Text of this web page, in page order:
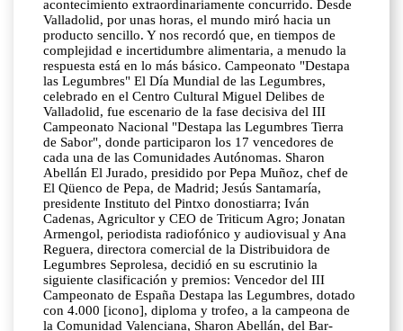
acontecimiento extraordinariamente concurrido. Desde
Valladolid, por unas horas, el mundo miró hacia un
producto sencillo. Y nos recordó que, en tiempos de
complejidad e incertidumbre alimentaria, a menudo la
respuesta está en lo más básico. Campeonato "Destapa
las Legumbres" El Día Mundial de las Legumbres,
celebrado en el Centro Cultural Miguel Delibes de
Valladolid, fue escenario de la fase decisiva del III
Campeonato Nacional "Destapa las Legumbres Tierra
de Sabor", donde participaron los 17 vencedores de
cada una de las Comunidades Autónomas. Sharon
Abellán El Jurado, presidido por Pepa Muñoz, chef de
El Qüenco de Pepa, de Madrid; Jesús Santamaría,
presidente Instituto del Pintxo donostiarra; Iván
Cadenas, Agricultor y CEO de Triticum Agro; Jonatan
Armengol, periodista radiofónico y audiovisual y Ana
Reguera, directora comercial de la Distribuidora de
Legumbres Seprolesa, decidió en su escrutinio la
siguiente clasificación y premios: Vencedor del III
Campeonato de España Destapa las Legumbres, dotado
con 4.000 [icono], diploma y trofeo, a la campeona de
la Comunidad Valenciana, Sharon Abellán, del Bar-